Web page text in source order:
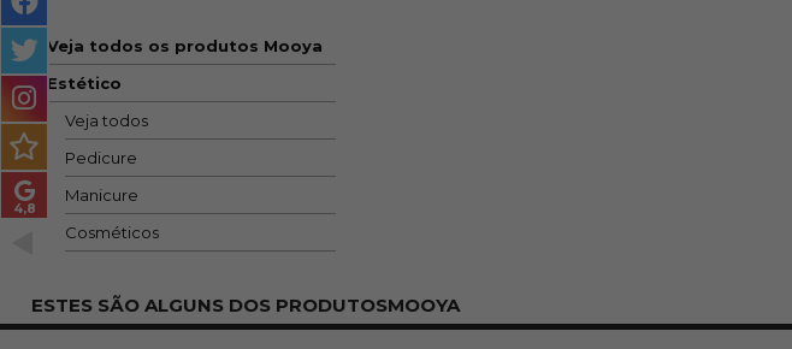
MASCULINO
MÉTODO
ENCARACOLADO
PACOTES DE PRESENTE
OUTLET
BLOG
Veja todos os produtos Mooya
Estético
Veja todos
Pedicure
Manicure
Cosméticos
ESTES SÃO ALGUNS DOS PRODUTOSMOOYA